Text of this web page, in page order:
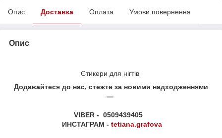
Опис Доставка Оплата Умови повернення
Опис
Стикери для нігтів
Додавайтеся до нас, стежте за новими надходженнями
—
VIBER - 0509439405
ИНСТАГРАМ - tetiana.grafova